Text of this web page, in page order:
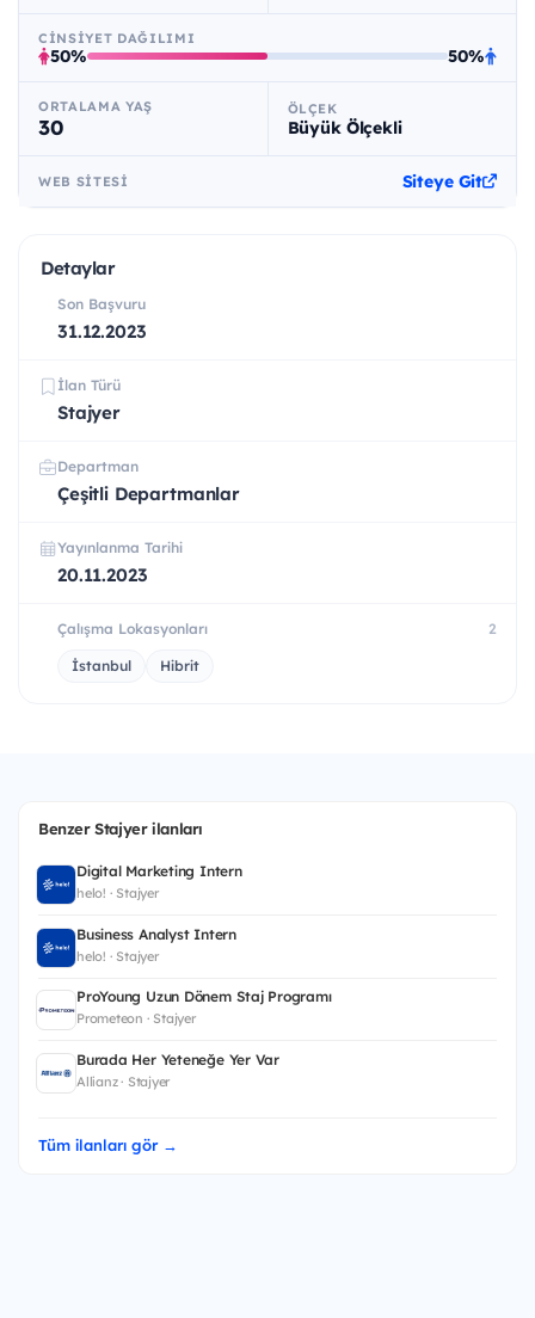
CINSIYET DAĞILIMI
50% 50%
ORTALAMA YAŞ
30
ÖLÇEK
Büyük Ölçekli
WEB SITESI Siteye Git
Detaylar
Son Başvuru
31.12.2023
İlan Türü
Stajyer
Departman
Çeşitli Departmanlar
Yayınlanma Tarihi
20.11.2023
Çalışma Lokasyonları 2
İstanbul Hibrit
Benzer Stajyer ilanları
Digital Marketing Intern
helo! · Stajyer
Business Analyst Intern
helo! · Stajyer
ProYoung Uzun Dönem Staj Programı
Prometeon · Stajyer
Burada Her Yeteneğe Yer Var
Allianz · Stajyer
Tüm ilanları gör →